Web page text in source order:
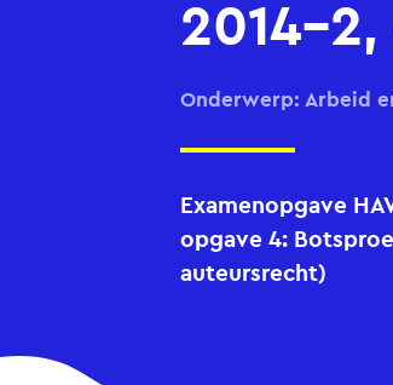
2014-
Onderwerp: Arbeid
Examenopgave
opgave 4:
auteursrecht)